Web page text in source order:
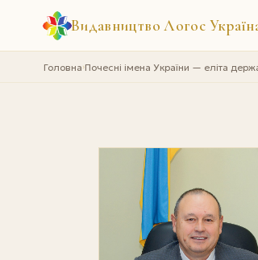
Видавництво Логос
Головна›Почесні імена України — еліта